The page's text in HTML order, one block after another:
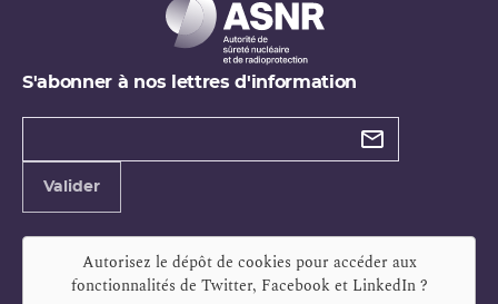
S'abonner à nos lettres d'information
Types de
Valider
Autorisez le dépôt de cookies pour accéder aux
fonctionnalités de Twitter, Facebook et LinkedIn?